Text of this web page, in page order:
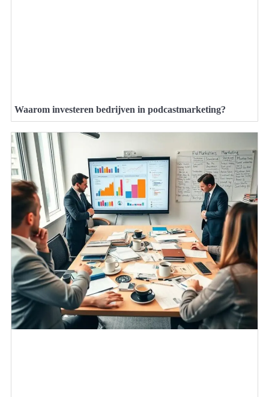
Waarom investeren bedrijven in podcastmarketing?